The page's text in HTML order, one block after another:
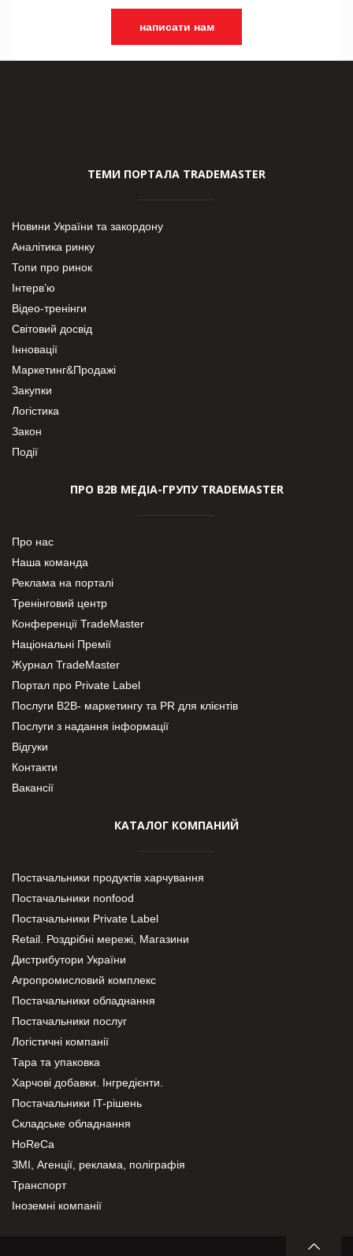
написати нам
ТЕМИ ПОРТАЛА TRADEMASTER
Новини України та закордону
Аналітика ринку
Топи про ринок
Інтерв’ю
Відео-тренінги
Світовий досвід
Інновації
Маркетинг&Продажі
Закупки
Логістика
Закон
Події
ПРО В2В МЕДІА-ГРУПУ TRADEMASTER
Про нас
Наша команда
Реклама на порталі
Тренінговий центр
Конференції TradeMaster
Національні Премії
Журнал TradeMaster
Портал про Private Label
Послуги В2В- маркетингу та PR для клієнтів
Послуги з надання інформації
Відгуки
Контакти
Вакансії
КАТАЛОГ КОМПАНИЙ
Постачальники продуктів харчування
Постачальники nonfood
Постачальники Private Label
Retail. Роздрібні мережі, Магазини
Дистрибутори України
Агропромисловий комплекс
Постачальники обладнання
Постачальники послуг
Логістичні компанії
Тара та упаковка
Харчові добавки. Інгредієнти.
Постачальники IT-рішень
Складське обладнання
HoReCa
ЗМІ, Агенції, реклама, поліграфія
Транспорт
Іноземні компанії